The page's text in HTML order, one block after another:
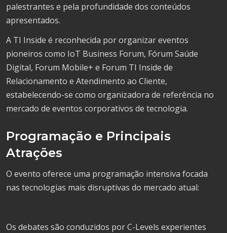
palestrantes e pela profundidade dos conteúdos
apresentados.
A TI Inside é reconhecida por organizar eventos
pioneiros como IoT Business Forum, Fórum Saúde
Digital, Forum Mobile+ e Forum TI Inside de
Relacionamento e Atendimento ao Cliente,
estabelecendo-se como organizadora de referência no
mercado de eventos corporativos de tecnologia.
Programação e Principais
Atrações
O evento oferece uma programação intensiva focada
nas tecnologias mais disruptivas do mercado atual:
Os debates são conduzidos por C-Levels experientes